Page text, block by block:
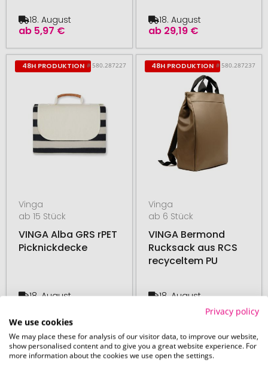
ab 5,97 €
18. August
ab 29,19 €
18. August
48H PRODUKTION # 580.287227
Vinga
ab 15 Stück
VINGA Alba GRS rPET
Picknickdecke
18. August
48H PRODUKTION # 580.287237
Vinga
ab 6 Stück
VINGA Bermond
Rucksack aus RCS
recyceltem PU
18. August
48H PRODUKTION # 580.287239 48H PRODUKTION # 580.287241
Privacy policy
We use cookies
We may place these for analysis of our visitor data, to improve our website,
show personalised content and to give you a great website experience. For
more information about the cookies we use open the settings.